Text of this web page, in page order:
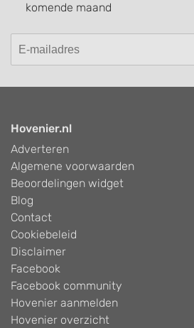
komende maand
Hovenier.nl
Adverteren
Algemene voorwaarden
Beoordelingen widget
Blog
Contact
Cookiebeleid
Disclaimer
Facebook
Facebook community
Hovenier aanmelden
Hovenier overzicht